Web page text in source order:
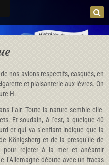
nos avions respectifs, casqués, en
et plaisanterie aux lèvres. On
H.
l’air. Toute la nature semble elle-
Et soudain, à l’est, à quelque 40
et qui va s’enflant indique que la
Königsberg et de la presqu’île de
pour rejeter à la mer et anéantir
l’Allemagne débute avec un fracas